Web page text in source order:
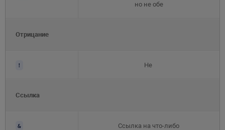
но не обе
Отрицание
! Не
Ссылка
& Ссылка на что-либо